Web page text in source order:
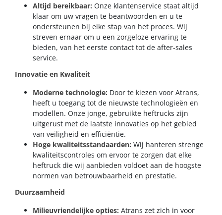
Altijd bereikbaar: Onze klantenservice staat altijd
klaar om uw vragen te beantwoorden en u te
ondersteunen bij elke stap van het proces. Wij
streven ernaar om u een zorgeloze ervaring te
bieden, van het eerste contact tot de after-sales
service.
Innovatie en Kwaliteit
Moderne technologie: Door te kiezen voor Atrans,
heeft u toegang tot de nieuwste technologieën en
modellen. Onze jonge, gebruikte heftrucks zijn
uitgerust met de laatste innovaties op het gebied
van veiligheid en efficiëntie.
Hoge kwaliteitsstandaarden: Wij hanteren strenge
kwaliteitscontroles om ervoor te zorgen dat elke
heftruck die wij aanbieden voldoet aan de hoogste
normen van betrouwbaarheid en prestatie.
Duurzaamheid
Milieuvriendelijke opties: Atrans zet zich in voor